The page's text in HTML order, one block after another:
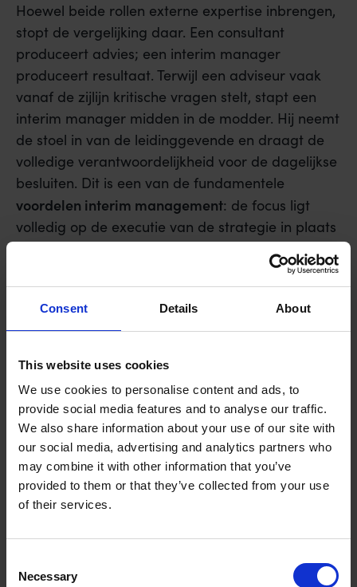
Consent Details About
This website uses cookies
We use cookies to personalise content and ads, to
provide social media features and to analyse our traffic.
We also share information about your use of our site with
our social media, advertising and analytics partners who
may combine it with other information that you’ve
provided to them or that they’ve collected from your use
of their services.
Selection
Necessary
Hoewel beide rollen externe expertise inbrengen,
stopt de vergelijking daar. Een consultant
produceert advies; een interim manager
produceert resultaat. Terwijl een adviseur vaak
vanaf de zijlijn kritische vragen stelt, stapt een
interim manager midden in de modder. Hij neemt
de stoel in van de leidinggevende en draagt de
volledige verantwoordelijkheid voor de dagelijkse
besluiten. Dit is een van de fundamentele
voordelen interim management: de focus ligt
volledig op de executie van de strategie in plaats
van op het schrijven ervan.
PowerPoint-presentatie, maar in de verandering
omdat hij er elke dag mee werkt. Hij herkent de
informele machtsstructuren en de culturele
weerstanden die een externe adviseur vaak mist.
Door actieve deelname aan het team
transformeert hij de bedrijfscultuur van binnenuit.
Het gaat niet om praten over verandering, maar
om het daadwerkelijk laten zien van nieuw